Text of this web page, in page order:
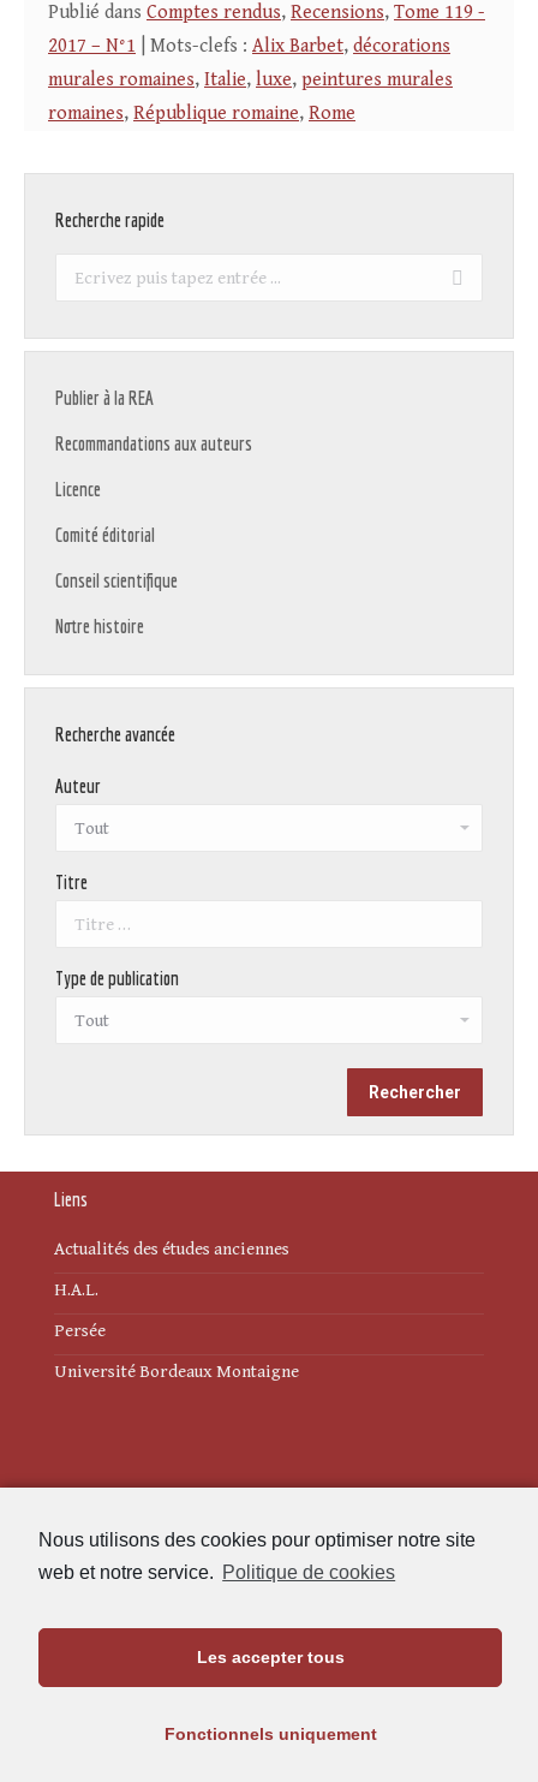
Nous utilisons des cookies pour optimiser notre site
web et notre service. Politique de cookies
Les accepter tous
Fonctionnels uniquement
Publié dans Comptes rendus, Recensions, Tome 119 -
2017 – N°1 | Mots-clefs : Alix Barbet, décorations
murales romaines, Italie, luxe, peintures murales
romaines, République romaine, Rome
Recherche rapide
Recherche
Publier à la REA
Recommandations aux auteurs
Licence
Comité éditorial
Conseil scientifique
Notre histoire
Recherche avancée
Auteur
Titre
Type de publication
Liens
Actualités des études anciennes
H.A.L.
Persée
Université Bordeaux Montaigne
Politique de cookies (UE)
Maison de l'Archéologie